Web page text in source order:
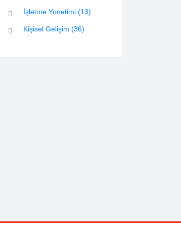
İşletme Yonetimi (13)
Kişisel Gelişim (36)